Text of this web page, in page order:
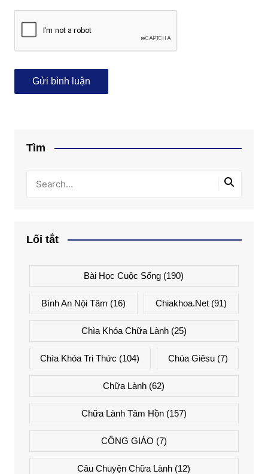
Tìm
Lối tắt
Bài Học Cuộc Sống (190)
Bình An Nội Tâm (16) Chiakhoa.net (91)
Chìa Khóa Chữa Lành(25)
Chìa Khóa Tri Thức (104) Chúa Giêsu(7)
Chữa Lành (62)
Chữa Lành Tâm Hồn(157)
CÔNG GIÁO (7)
Câu Chuyện Chữa Lành (12)